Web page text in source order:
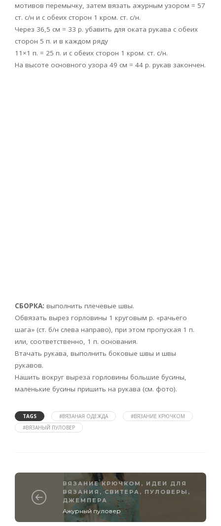
мотивов перемычку, затем вязать ажурным узором = 57
ст. с/н и с обеих сторон 1 кром. ст. с/н.
Через 36,5 см = 33 р. убавить для оката рукава с обеих
сторон 5 п. и в каждом ряду
11×1 п. = 25 п. и с обеих сторон 1 кром. ст. с/н.
На высоте основного узора 49 см = 44 р. рукав закончен.
СБОРКА: выполнить плечевые швы.
Обвязать вырез горловины 1 круговым р. «рачьего
шага» (ст. б/н слева направо), при этом пропуская 1 п.
или, соответственно, 1 п. основания.
Втачать рукава, выполнить боковые швы и швы
рукавов.
Нашить вокруг выреза горловины большие бусины,
маленькие бусины пришить на рукава (см. фото).
TAGS #ВЯЗАНАЯ ОДЕЖДА
#ВЯЗАНИЕ КРЮЧКОМ
#ВЯЗАНЫЙ ПУЛОВЕР
ВЯЗАНИЕ КРЮЧКОМ , ИДЕИ ДЛЯ
ВЯЗАНИЯ,СВИТЕРА, ПУЛОВЕРЫ,
ДЖЕМПЕРА
Ажурный пуловер